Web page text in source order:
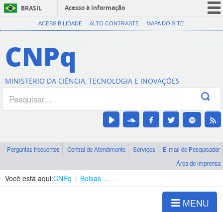
BRASIL
Acesso à informação
CORONAVÍRUS (COVID-19)
Canais
ACESSIBILIDADE ALTO CONTRASTE MAPA DO SITE
CNPq
MINISTÉRIO DA CIÊNCIA, TECNOLOGIA E INOVAÇÕES
Perguntas frequentes Central de Atendimento Serviços
E-mail do Pesquisador
Área de imprensa
Você está aqui:CNPq Bolsas e Auxílios Vigentes
MENU